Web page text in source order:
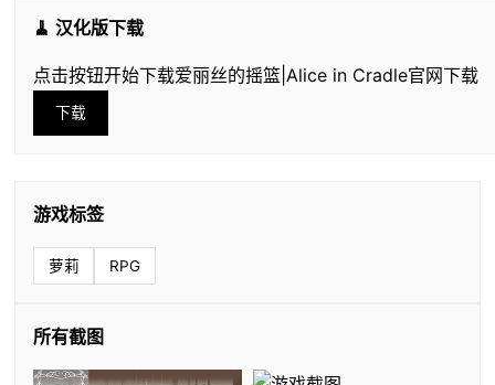
🧹 汉化版下载
点击按钮开始下载爱丽丝的摇篮|Alice in Cradle官网下载
下载
游戏标签
萝莉 RPG
所有截图